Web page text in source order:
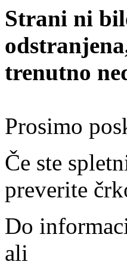
Strani ni
trenutno
Prosimo
Če ste
preverite
Do
ali